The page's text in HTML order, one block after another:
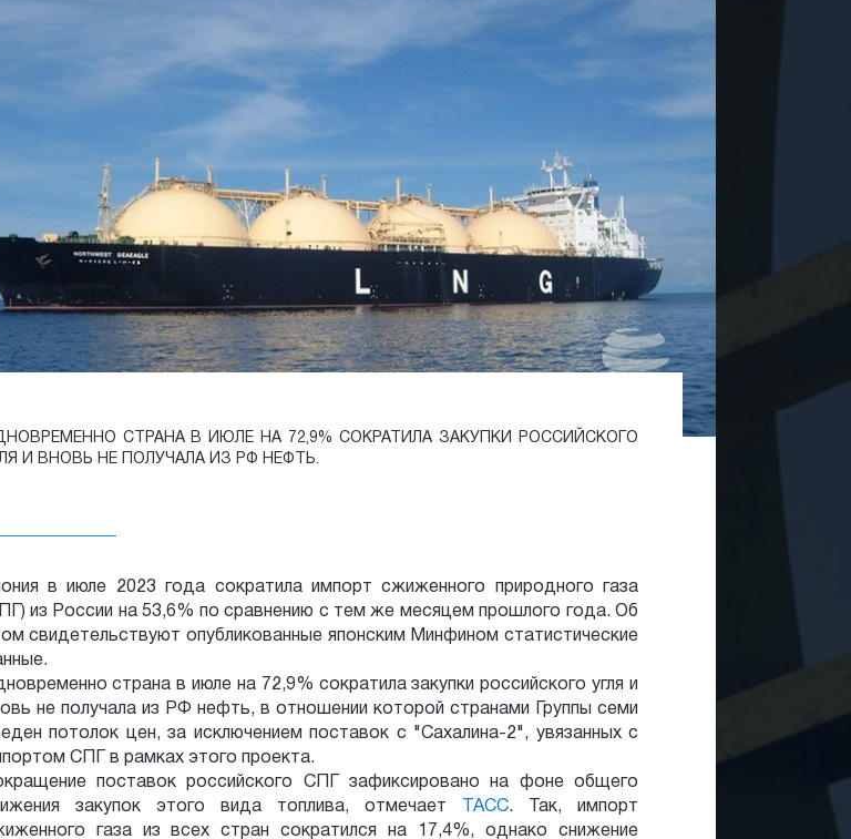
СТРАНА В ИЮЛЕ НА 72,9% СОКРАТИЛА ЗАКУПКИ РОССИЙСКОГО
И ВНОВЬ НЕ ПОЛУЧАЛА ИЗ РФ НЕФТЬ.
в июле 2023 года сократила импорт сжиженного природного газа
из России на 53,6% по сравнению с тем же месяцем прошлого года. Об
свидетельствуют опубликованные японским Минфином статистические
страна в июле на 72,9% сократила закупки российского угля и
не получала из РФ нефть, в отношении которой странами Группы семи
потолок цен, за исключением поставок с "Сахалина-2", увязанных с
СПГ в рамках этого проекта.
поставок российского СПГ зафиксировано на фоне общего
закупок этого вида топлива, отмечает
ТАСС. Так, импорт
газа из всех стран сократился на 17,4%, однако снижение